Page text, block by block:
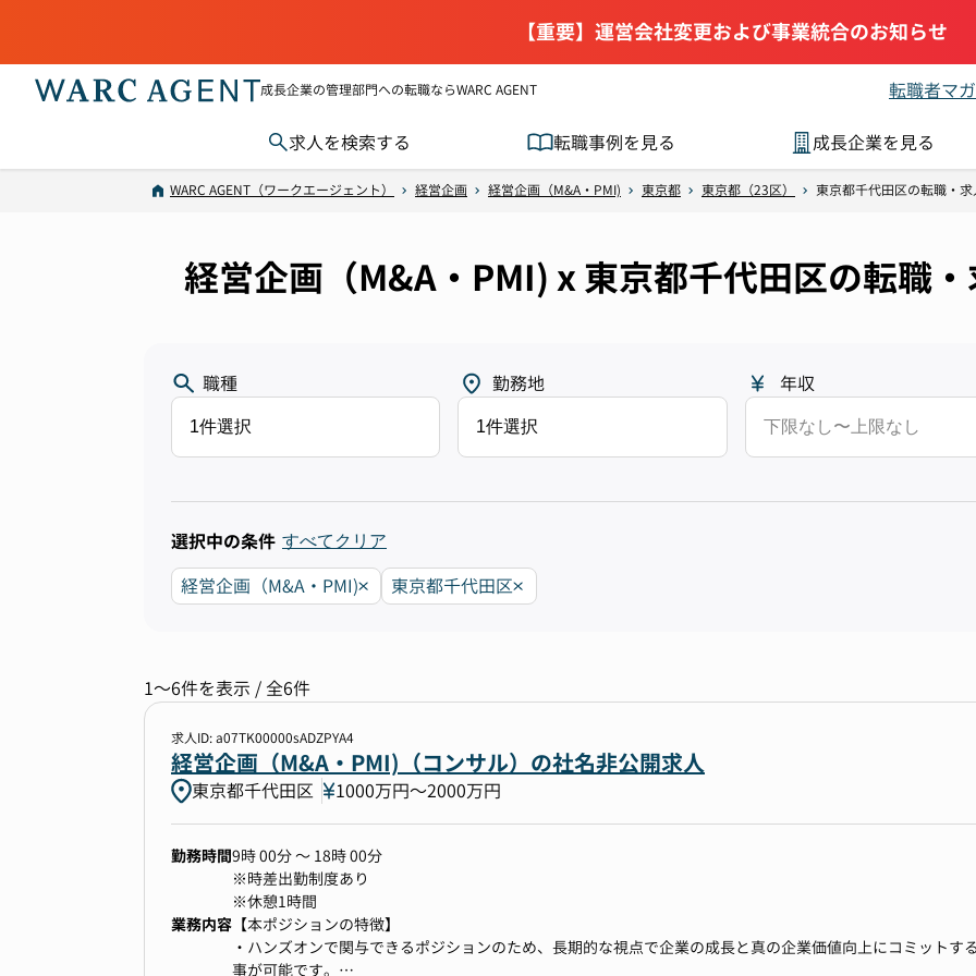
【重要】運営会社変更および事業統合のお知らせ
成長企業の管理部門への転職ならWARC AGENT 転職者マ
求人を検索する 転職事例を見る 成長企業を見る
WARC AGENT（ワークエージェント） 経営企画 経営企画（M&A・PMI) 東京都 東京都（23区） 東京都千代田区の転職・
経営企画（M&A・PMI) x 東京都千代田区の転職
職種
1件選択
勤務地
1件選択
年収
下限なし〜上限なし
選択中の条件 すべてクリア
経営企画（M&A・PMI) 東京都千代田区
1〜6件を表示 / 全6件
求人ID: a07TK00000sADZPYA4
経営企画（M&A・PMI)（コンサル）の社名非公開求人
東京都千代田区 1000万円〜2000万円
勤務時間9時 00分 ～ 18時 00分
※時差出勤制度あり
※休憩1時間
業務内容 【本ポジションの特徴】
・ハンズオンで関与できるポジションのため、長期的な視点で企業の成長と真の企業価値向上にコミットす
事が可能です。